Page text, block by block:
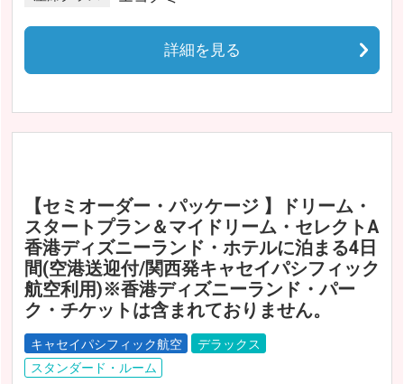
詳細を見る
【セミオーダー・パッケージ 】ドリーム・
スタートプラン＆マイドリーム・セレクトA
香港ディズニーランド・ホテルに泊まる4日
間(空港送迎付/関西発キャセイパシフィック
航空利用)※香港ディズニーランド・パー
ク・チケットは含まれておりません。
キャセイパシフィック航空
デラックス
スタンダード・ルーム